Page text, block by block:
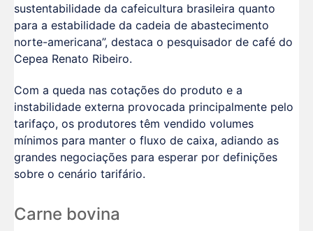
sustentabilidade da cafeicultura brasileira quanto
para a estabilidade da cadeia de abastecimento
norte-americana”, destaca o pesquisador de café do
Cepea Renato Ribeiro.
Com a queda nas cotações do produto e a
instabilidade externa provocada principalmente pelo
tarifaço, os produtores têm vendido volumes
mínimos para manter o fluxo de caixa, adiando as
grandes negociações para esperar por definições
sobre o cenário tarifário.
Carne bovina